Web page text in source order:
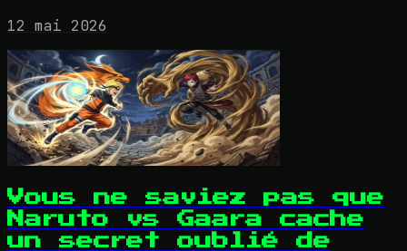
12 mai 2026
Vous ne saviez pas que
Naruto vs Gaara cache
un secret oublié de